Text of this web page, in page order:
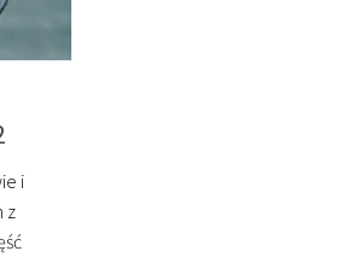
i
z